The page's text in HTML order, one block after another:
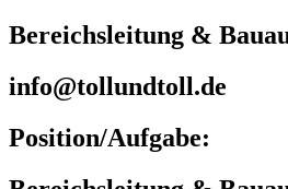
Bereichsleitung &
info@tollundtoll.de
Position/Aufgabe: